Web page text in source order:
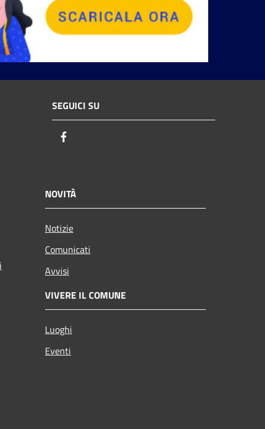
SEGUICI SU
NOVITÀ
Notizie
Comunicati
Avvisi
VIVERE IL COMUNE
Luoghi
Eventi